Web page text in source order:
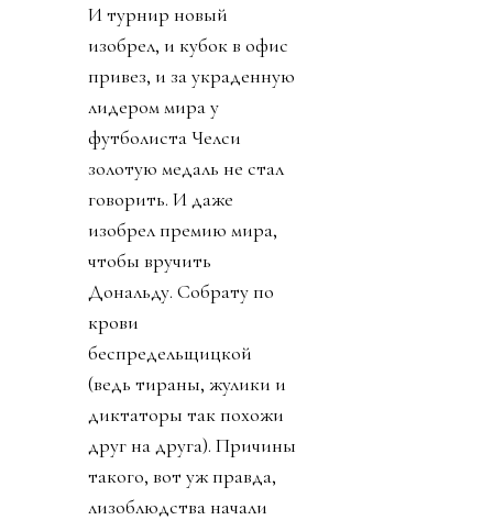
И турнир новый
изобрел, и кубок в офис
привез, и за украденную
лидером мира у
футболиста Челси
золотую медаль не стал
говорить. И даже
изобрел премию мира,
чтобы вручить
Дональду. Собрату по
крови
беспредельщицкой
(ведь тираны, жулики и
диктаторы так похожи
друг на друга). Причины
такого, вот уж правда,
лизоблюдства начали